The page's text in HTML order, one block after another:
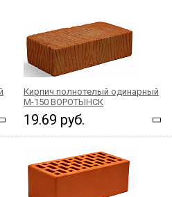
Кирпич полнотелый одинарный
М-150 ВОРОТЫНСК
19.69 руб.